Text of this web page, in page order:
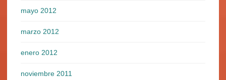
mayo 2012
marzo 2012
enero 2012
noviembre 2011